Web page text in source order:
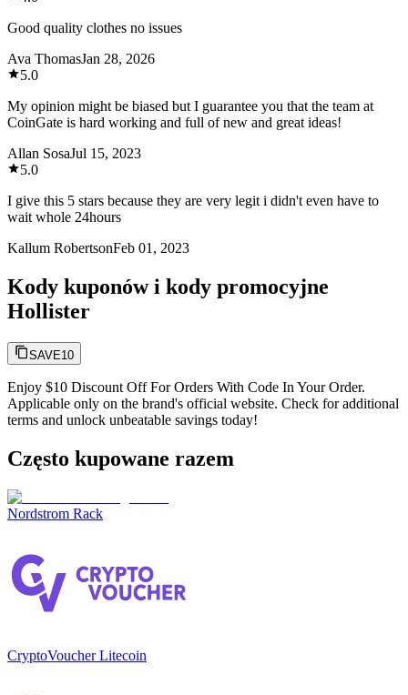
Good quality clothes no issues
Ava ThomasJan 28, 2026
5.0
My opinion might be biased but I guarantee you that the team at
CoinGate is hard working and full of new and great ideas!
Allan SosaJul 15, 2023
5.0
I give this 5 stars because they are very legit i didn't even have to
wait whole 24hours
Kallum RobertsonFeb 01, 2023
Kody kuponów i kody promocyjne
Hollister
SAVE10
Enjoy $10 Discount Off For Orders With Code In Your Order.
Applicable only on the brand's official website. Check for additional
terms and unlock unbeatable savings today!
Często kupowane razem
Nordstrom Rack
CryptoVoucher Litecoin